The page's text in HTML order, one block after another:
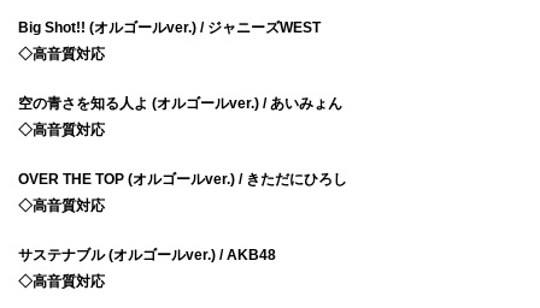
Big Shot!! (オルゴールver.) / ジャニーズWEST
◇高音質対応
空の青さを知る人よ (オルゴールver.) / あいみょん
◇高音質対応
OVER THE TOP (オルゴールver.) / きただにひろし
◇高音質対応
サステナブル (オルゴールver.) / AKB48
◇高音質対応